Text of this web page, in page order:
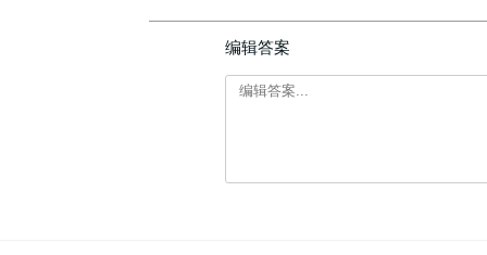
编辑答案